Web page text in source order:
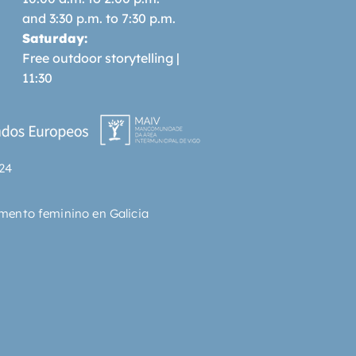
and 3:30 p.m. to 7:30 p.m.
Saturday:
Free outdoor storytelling |
11:30
feminino en Galicia